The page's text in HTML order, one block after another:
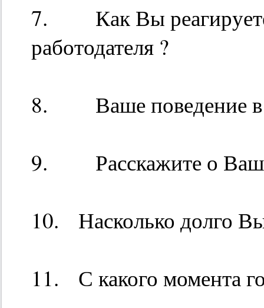
7. Как Вы реагируете
работодателя ?
8. Ваше поведение в
9. Расскажите о
10. Насколько долго Вы
11. С какого момента